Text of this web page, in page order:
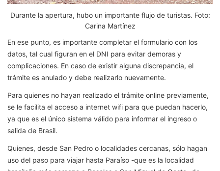
Durante la apertura, hubo un importante flujo de turistas. Foto:
Carina Martínez
En ese punto, es importante completar el formulario con los
datos, tal cual figuran en el DNI para evitar demoras y
complicaciones. En caso de existir alguna discrepancia, el
trámite es anulado y debe realizarlo nuevamente.
Para quienes no hayan realizado el trámite online previamente,
se le facilita el acceso a internet wifi para que puedan hacerlo,
ya que es el único sistema válido para informar el ingreso o
salida de Brasil.
Quienes, desde San Pedro o localidades cercanas, sólo hagan
uso del paso para viajar hasta Paraíso -que es la localidad